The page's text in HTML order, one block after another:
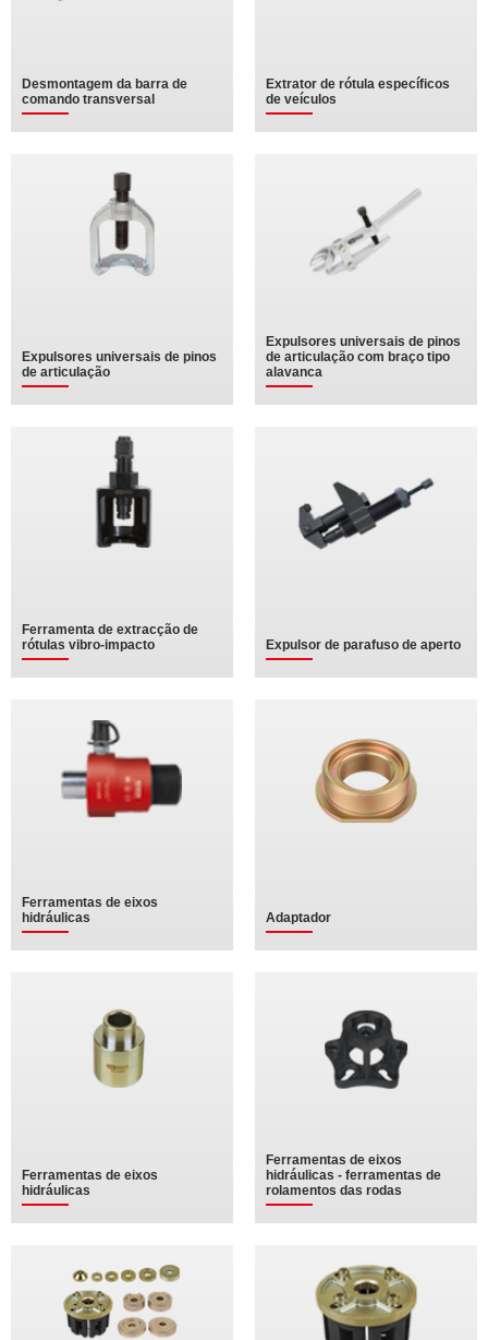
Desmontagem da barra de
comando transversal
Extrator de rótula específicos
de veículos
Expulsores universais de pinos
de articulação
Expulsores universais de pinos
de articulação com braço tipo
alavanca
Ferramenta de extracção de
rótulas vibro-impacto
Expulsor de parafuso de aperto
Ferramentas de eixos
hidráulicas
Adaptador
Ferramentas de eixos
hidráulicas
Ferramentas de eixos
hidráulicas - ferramentas de
rolamentos das rodas